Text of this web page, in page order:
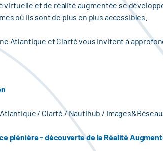
virtuelle et de réalité augmentée se
où ils sont de plus en plus accessibles.
Atlantique et Clarté vous invitent à
/ Clarté / Nautihub /
plénière - découverte de la Réalité